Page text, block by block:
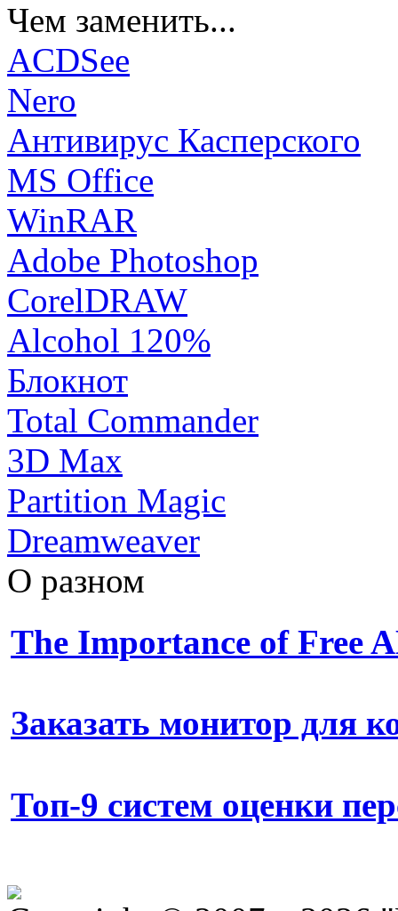
Чем заменить...
ACDSee
Nero
Антивирус Касперского
MS Office
WinRAR
Adobe Photoshop
CorelDRAW
Alcohol 120%
Блокнот
Total Commander
3D Max
Partition Magic
Dreamweaver
О разном
The Importance of Free
Заказать монитор для
Топ-9 систем оценки